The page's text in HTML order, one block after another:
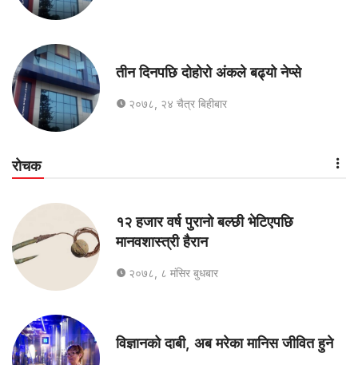
तीन दिनपछि दोहोरो अंकले बढ्यो नेप्से
२०७८, २४ चैत्र बिहीबार
रोचक
१२ हजार वर्ष पुरानो बल्छी भेटिएपछि
मानवशास्त्री हैरान
२०७८, ८ मंसिर बुधबार
विज्ञानको दाबी, अब मरेका मानिस जीवित हुने